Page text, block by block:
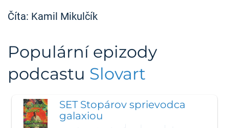
Číta: Kamil Mikulčík
Populární epizody
podcastu Slovart
SET Stopárov sprievodca
galaxiou